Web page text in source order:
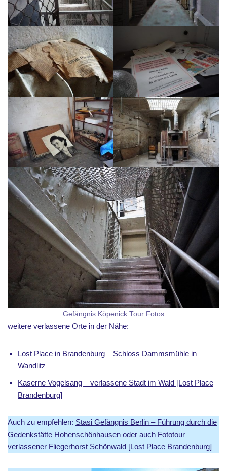
Gefängnis Köpenick Tour Fotos
weitere verlassene Orte in der Nähe:
Lost Place in Brandenburg – Schloss Dammsmühle in
Wandlitz
Kaserne Vogelsang – verlassene Stadt im Wald [Lost Place
Brandenburg]
Auch zu empfehlen: Stasi Gefängnis Berlin – Führung durch die
Gedenkstätte Hohenschönhausen oder auch Fototour
verlassener Fliegerhorst Schönwald [Lost Place Brandenburg]